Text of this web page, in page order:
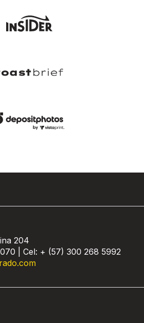
204
| Cel: + (57) 300 268 5992